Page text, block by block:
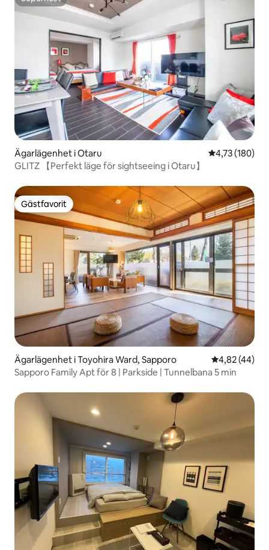
Superhost
Ägarlägenhet i Otaru 4,73 av 5 i
4,73 (180)
GLITZ 【Perfekt läge för sightseeing i Otaru】
Gästfavorit
Gästfavorit
Ägarlägenhet i Toyohira Ward, Sapporo 4,82 av 5 i
4,82 (44)
Sapporo Family Apt för 8 | Parkside | Tunnelbana 5 min